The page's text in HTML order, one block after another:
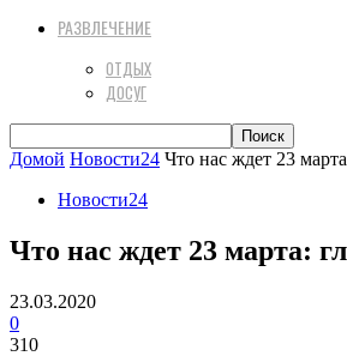
РАЗВЛЕЧЕНИЕ
ОТДЫХ
ДОСУГ
Домой Новости24 Что нас ждет 23
Новости24
Что нас ждет 23 марта:
23.03.2020
0
310